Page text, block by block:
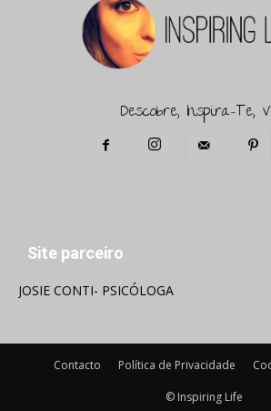
Descobre, Inspira-Te,
Site parceiro
JOSIE CONTI- PSICÓLOGA
Contacto Política de Privacidade
© Inspiring Life